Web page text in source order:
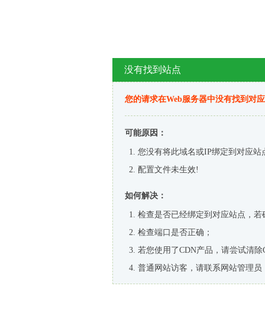
没有找到站点
您的请求在Web服务器中没有找到对
可能原因：
您没有将此域名或IP绑定到对应站
配置文件未生效!
如何解决：
检查是否已经绑定到对应站点，
检查端口是否正确；
若您使用了CDN产品，请尝试清除
普通网站访客，请联系网站管理员